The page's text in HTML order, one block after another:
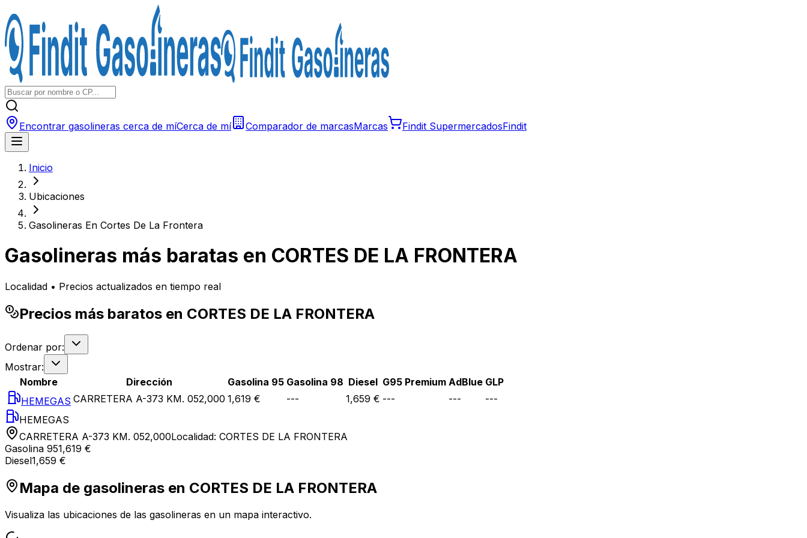
Encontrar gasolineras cerca de míCerca de mí Comparador de marcasMarcas Findit SupermercadosFindit
Inicio
Ubicaciones
Gasolineras En Cortes De La Frontera
Gasolineras más baratas en CORTES DE LA FRONTERA
Localidad • Precios actualizados en tiempo real
Precios más baratos en CORTES DE LA FRONTERA
Ordenar por:
Mostrar:
Nombre
Dirección Gasolina 95 Gasolina 98 Diesel G95 Premium AdBlue GLP
HEMEGAS CARRETERA A-373 KM. 052,000 1,619 € --- 1,659 € --- ---
---
HEMEGAS
CARRETERA A-373 KM. 052,000Localidad: CORTES DE LA FRONTERA
Gasolina 951,619 €
Diesel1,659 €
Mapa de gasolineras en CORTES DE LA FRONTERA
Visualiza las ubicaciones de las gasolineras en un mapa interactivo.